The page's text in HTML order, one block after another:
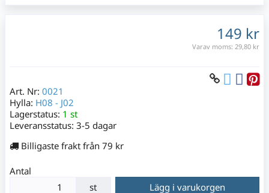
149 kr
Varav moms: 29,80 kr
Art. Nr: 0021
Hylla: H08 - J02
Lagerstatus: 1 st
Leveransstatus: 3-5 dagar
Billigaste frakt från 79 kr
Antal
st
Lägg i varukorgen